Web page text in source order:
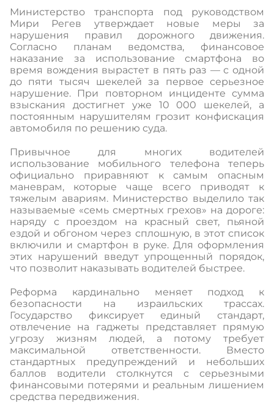
Министерство транспорта под руководством
Мири Регев утверждает новые меры за
нарушения правил дорожного движения.
Согласно планам ведомства, финансовое
наказание за использование смартфона во
время вождения вырастет в пять раз — с одной
до пяти тысяч шекелей за первое серьезное
нарушение. При повторном инциденте сумма
взыскания достигнет уже 10 000 шекелей, а
постоянным нарушителям грозит конфискация
автомобиля по решению суда.
Привычное для многих водителей
использование мобильного телефона теперь
официально приравняют к самым опасным
маневрам, которые чаще всего приводят к
тяжелым авариям. Министерство выделило так
называемые «семь смертных грехов» на дороге:
наряду с проездом на красный свет, пьяной
ездой и обгоном через сплошную, в этот список
включили и смартфон в руке. Для оформления
этих нарушений введут упрощенный порядок,
что позволит наказывать водителей быстрее.
Реформа кардинально меняет подход к
безопасности на израильских трассах.
Государство фиксирует единый стандарт,
отвлечение на гаджеты представляет прямую
угрозу жизням людей, а потому требует
максимальной ответственности. Вместо
стандартных предупреждений и небольших
баллов водители столкнутся с серьезными
финансовыми потерями и реальным лишением
средства передвижения.